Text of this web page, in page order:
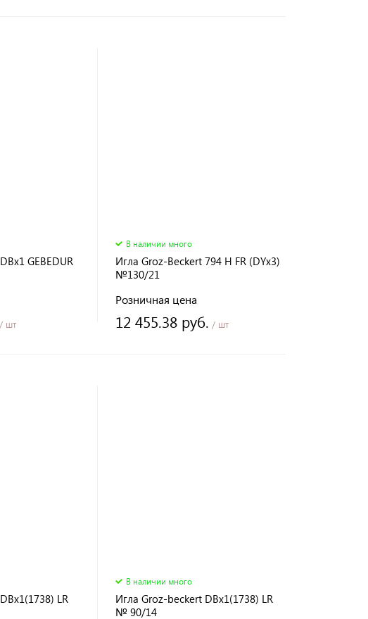
GEBEDUR
/ шт
В наличии много
Игла Groz-Beckert 794 H FR (DYx3)
№130/21
Розничная цена
12 455.38 руб. / шт
LR
В наличии много
Игла Groz-beckert DBx1(1738) LR
№ 90/14